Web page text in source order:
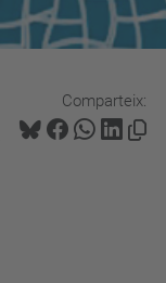
Comparteix: